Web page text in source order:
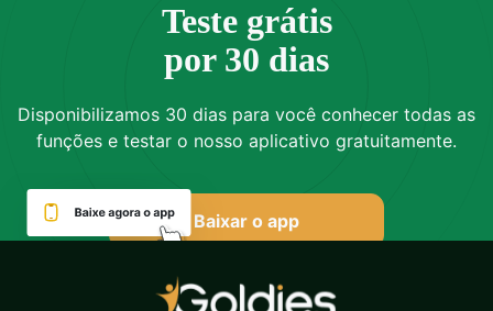
Teste grátis
por 30 dias
Disponibilizamos 30 dias para você conhecer todas as
funções e testar o nosso aplicativo gratuitamente.
Baixar o app